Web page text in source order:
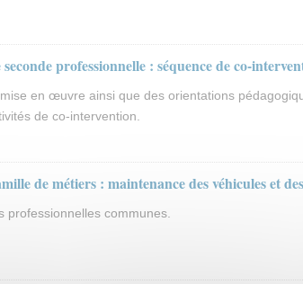
professionnelle : séquence de co-
mise en œuvre ainsi que des orientations
de co-intervention.
de métiers : maintenance des véhicules et
professionnelles communes.